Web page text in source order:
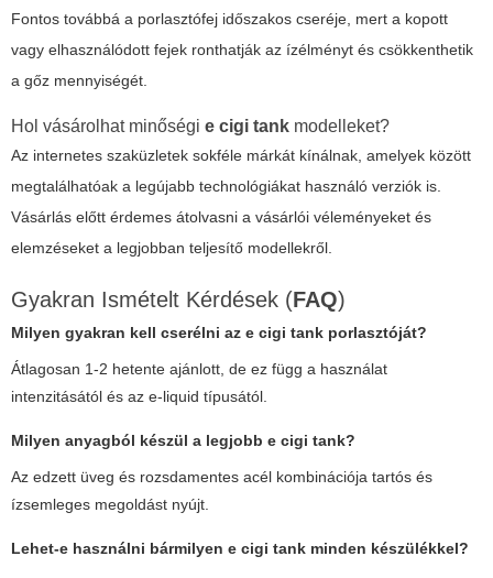
Fontos továbbá a porlasztófej időszakos cseréje, mert a kopott
vagy elhasználódott fejek ronthatják az ízélményt és csökkenthetik
a gőz mennyiségét.
Hol vásárolhat minőségi e cigi tank modelleket?
Az internetes szaküzletek sokféle márkát kínálnak, amelyek között
megtalálhatóak a legújabb technológiákat használó verziók is.
Vásárlás előtt érdemes átolvasni a vásárlói véleményeket és
elemzéseket a legjobban teljesítő modellekről.
Gyakran Ismételt Kérdések (FAQ)
Milyen gyakran kell cserélni az e cigi tank porlasztóját?
Átlagosan 1-2 hetente ajánlott, de ez függ a használat
intenzitásától és az e-liquid típusától.
Milyen anyagból készül a legjobb e cigi tank?
Az edzett üveg és rozsdamentes acél kombinációja tartós és
ízsemleges megoldást nyújt.
Lehet-e használni bármilyen e cigi tank minden készülékkel?